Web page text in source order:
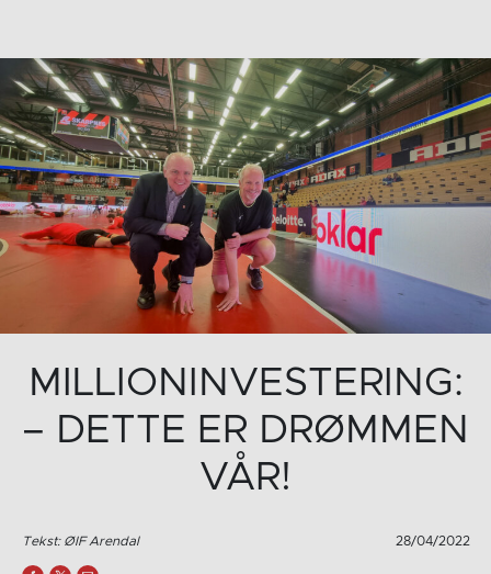
MILLIONINVESTERING:
– DETTE ER DRØMMEN
VÅR!
Tekst: ØIF Arendal 28/04/2022